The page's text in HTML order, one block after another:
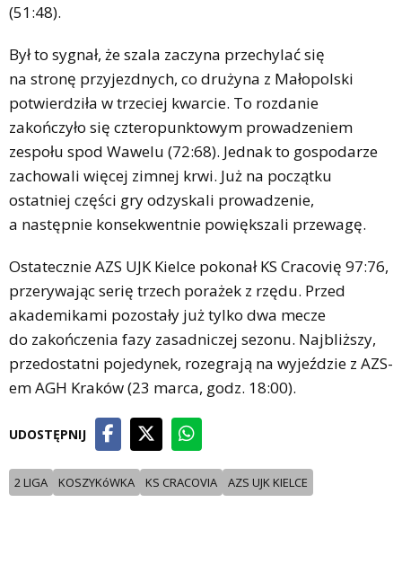
(51:48).
Był to sygnał, że szala zaczyna przechylać się
na stronę przyjezdnych, co drużyna z Małopolski
potwierdziła w trzeciej kwarcie. To rozdanie
zakończyło się czteropunktowym prowadzeniem
zespołu spod Wawelu (72:68). Jednak to gospodarze
zachowali więcej zimnej krwi. Już na początku
ostatniej części gry odzyskali prowadzenie,
a następnie konsekwentnie powiększali przewagę.
Ostatecznie AZS UJK Kielce pokonał KS Cracovię 97:76,
przerywając serię trzech porażek z rzędu. Przed
akademikami pozostały już tylko dwa mecze
do zakończenia fazy zasadniczej sezonu. Najbliższy,
przedostatni pojedynek, rozegrają na wyjeździe z AZS-
em AGH Kraków (23 marca, godz. 18:00).
UDOSTĘPNIJ
2 LIGA KOSZYKóWKA KS CRACOVIA AZS UJK KIELCE